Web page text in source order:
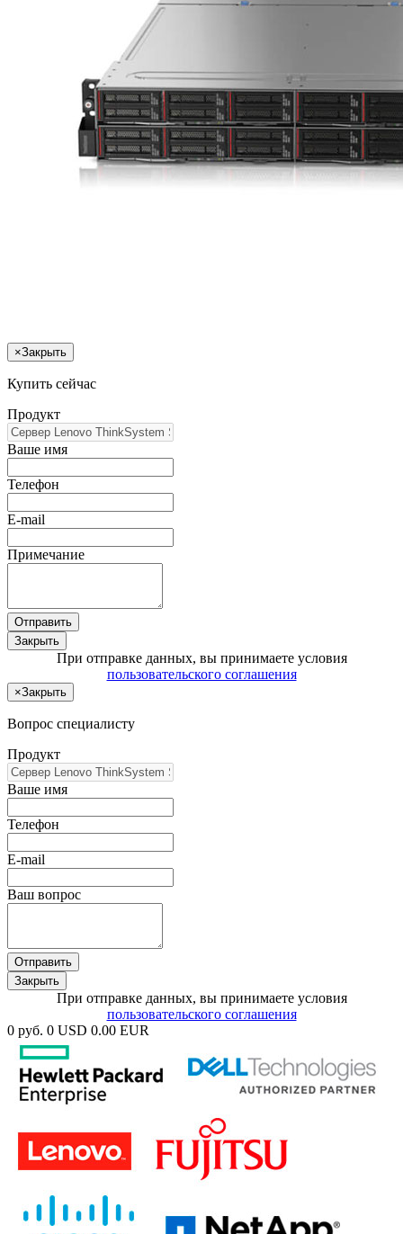
×Закрыть
Купить сейчас
Продукт
Ваше имя
Телефон
E-mail
Примечание
Отправить
Закрыть
При отправке данных, вы принимаете условия
пользовательского соглашения
×Закрыть
Вопрос специалисту
Продукт
Ваше имя
Телефон
E-mail
Ваш вопрос
Отправить
Закрыть
При отправке данных, вы принимаете условия
пользовательского соглашения
0 руб. 0 USD 0.00 EUR